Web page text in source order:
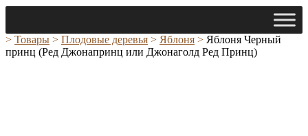
> Товары > Плодовые деревья > Яблоня > Яблоня Черный
принц (Ред Джонапринц или Джонаголд Ред Принц)